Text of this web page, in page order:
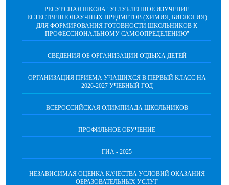
РЕСУРСНАЯ ШКОЛА "УГЛУБЛЕННОЕ ИЗУЧЕНИЕ
ЕСТЕСТВЕННОНАУЧНЫХ ПРЕДМЕТОВ (ХИМИЯ, БИОЛОГИЯ)
ДЛЯ ФОРМИРОВАНИЯ ГОТОВНОСТИ ШКОЛЬНИКОВ К
ПРОФЕССИОНАЛЬНОМУ САМООПРЕДЕЛЕНИЮ"
СВЕДЕНИЯ ОБ ОРГАНИЗАЦИИ ОТДЫХА ДЕТЕЙ
ОРГАНИЗАЦИЯ ПРИЕМА УЧАЩИХСЯ В ПЕРВЫЙ КЛАСС НА
2026-2027 УЧЕБНЫЙ ГОД
ВСЕРОССИЙСКАЯ ОЛИМПИАДА ШКОЛЬНИКОВ
ПРОФИЛЬНОЕ ОБУЧЕНИЕ
ГИА - 2025
НЕЗАВИСИМАЯ ОЦЕНКА КАЧЕСТВА УСЛОВИЙ ОКАЗАНИЯ
ОБРАЗОВАТЕЛЬНЫХ УСЛУГ